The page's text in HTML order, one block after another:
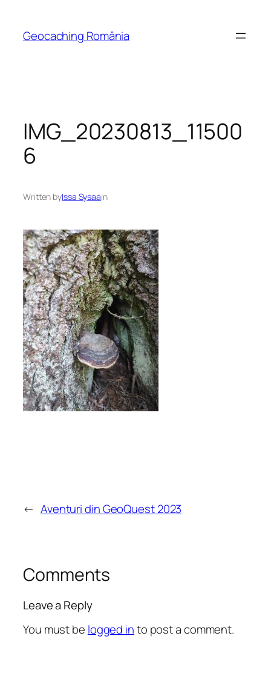
content
Geocaching România
IMG_20230813_11500
6
Written byIssa Sysaain
← Aventuri din GeoQuest 2023
Comments
Leave a Reply
You must be logged into post a comment.